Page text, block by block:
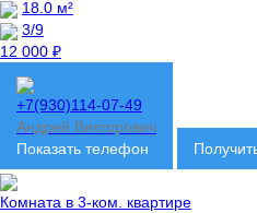
18.0 м²
3/9
12 000 ₽
+7(930)114-07-49
Андрей Викторович
Показать телефон
Комната в 3-ком. квартире